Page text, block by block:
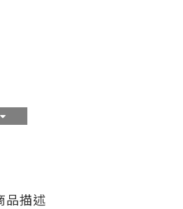
品描述